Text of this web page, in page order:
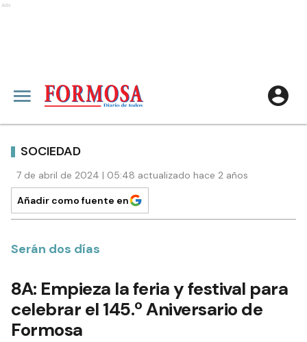
Ads
SOCIEDAD
7 de abril de 2024 | 05:48 actualizado hace 2 años
Añadir como fuente en
Serán dos días
8A: Empieza la feria y festival para
celebrar el 145.º Aniversario de
Formosa